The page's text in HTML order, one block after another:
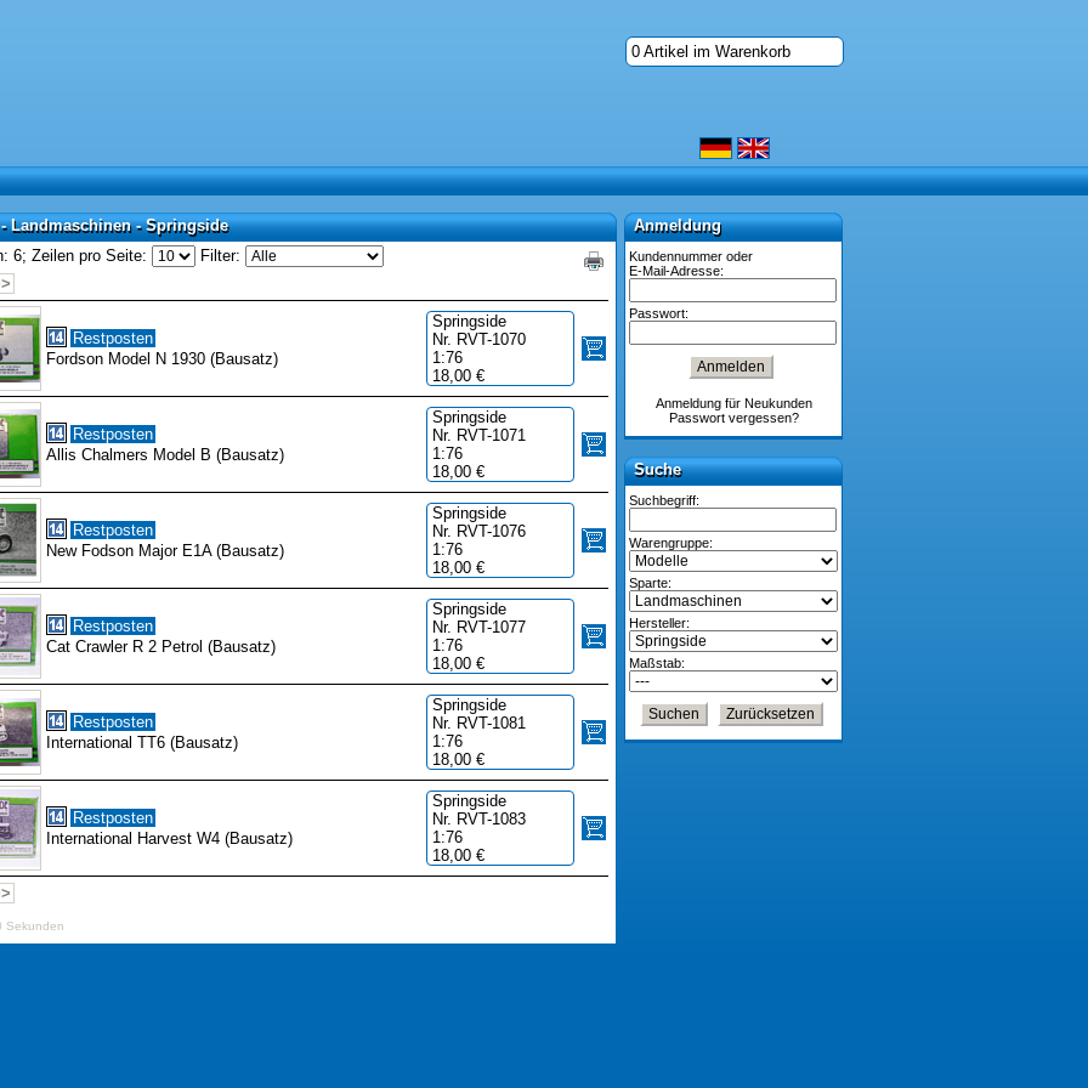
0 Artikel im Warenkorb
Anmeldung
Anmeldung
Kundennummer oder
E-Mail-Adresse:
Passwort:
Anmeldung für Neukunden
Passwort vergessen?
Suche
Suche
Suchbegriff:
Warengruppe:
Sparte:
Hersteller:
Maßstab:
Landmaschinen - Springside
Landmaschinen - Springside
6; Zeilen pro Seite:
Filter:
Restposten
Fordson Model N 1930 (Bausatz)
Springside
Nr. RVT-1070
1:76
18,00 €
Restposten
Allis Chalmers Model B (Bausatz)
Springside
Nr. RVT-1071
1:76
18,00 €
Restposten
New Fodson Major E1A (Bausatz)
Springside
Nr. RVT-1076
1:76
18,00 €
Restposten
Cat Crawler R 2 Petrol (Bausatz)
Springside
Nr. RVT-1077
1:76
18,00 €
Restposten
International TT6 (Bausatz)
Springside
Nr. RVT-1081
1:76
18,00 €
Restposten
International Harvest W4 (Bausatz)
Springside
Nr. RVT-1083
1:76
18,00 €
Sekunden